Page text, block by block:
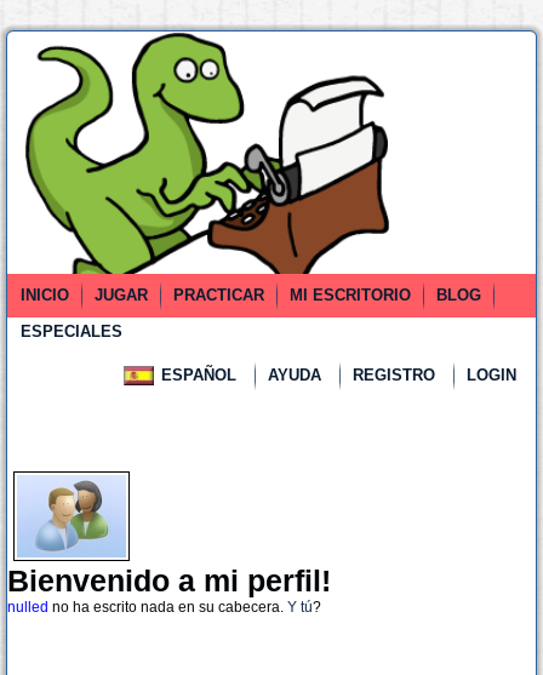
INICIO JUGAR PRACTICAR MI ESCRITORIO
BLOG
ESPECIALES
ESPAÑOL AYUDA REGISTRO LOGIN
Bienvenido a mi perfil!
nulled no ha escrito nada en su cabecera. Y tú?